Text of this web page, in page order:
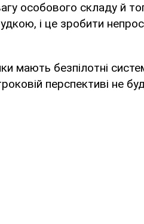
особового складу й
і це зробити
мають безпілотні
перспективі не